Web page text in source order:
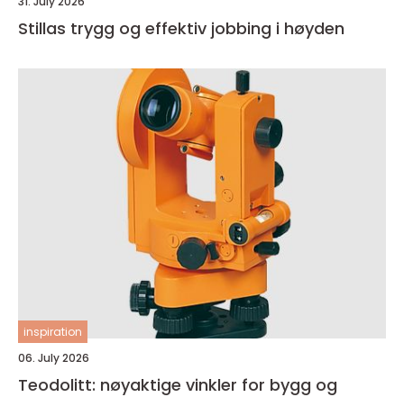
Stillas trygg og effektiv jobbing i høyden
inspiration
06. July 2026
Teodolitt: nøyaktige vinkler for bygg og